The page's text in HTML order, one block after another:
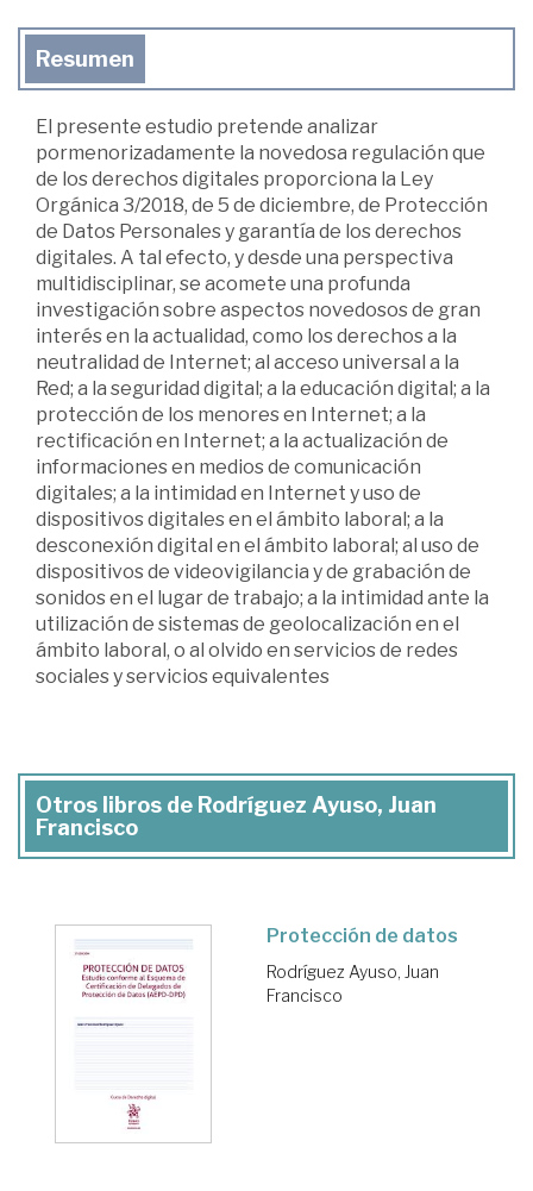
Resumen
El presente estudio pretende analizar
pormenorizadamente la novedosa regulación que
de los derechos digitales proporciona la Ley
Orgánica 3/2018, de 5 de diciembre, de Protección
de Datos Personales y garantía de los derechos
digitales. A tal efecto, y desde una perspectiva
multidisciplinar, se acomete una profunda
investigación sobre aspectos novedosos de gran
interés en la actualidad, como los derechos a la
neutralidad de Internet; al acceso universal a la
Red; a la seguridad digital; a la educación digital; a la
protección de los menores en Internet; a la
rectificación en Internet; a la actualización de
informaciones en medios de comunicación
digitales; a la intimidad en Internet y uso de
dispositivos digitales en el ámbito laboral; a la
desconexión digital en el ámbito laboral; al uso de
dispositivos de videovigilancia y de grabación de
sonidos en el lugar de trabajo; a la intimidad ante la
utilización de sistemas de geolocalización en el
ámbito laboral, o al olvido en servicios de redes
sociales y servicios equivalentes
Otros libros de Rodríguez Ayuso, Juan
Francisco
Protección de datos
Rodríguez Ayuso, Juan
Francisco